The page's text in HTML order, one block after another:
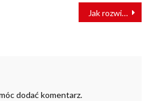
Jak rozwija się sektor przewozów towarowych? Zapraszamy na konferencję
dodać komentarz.